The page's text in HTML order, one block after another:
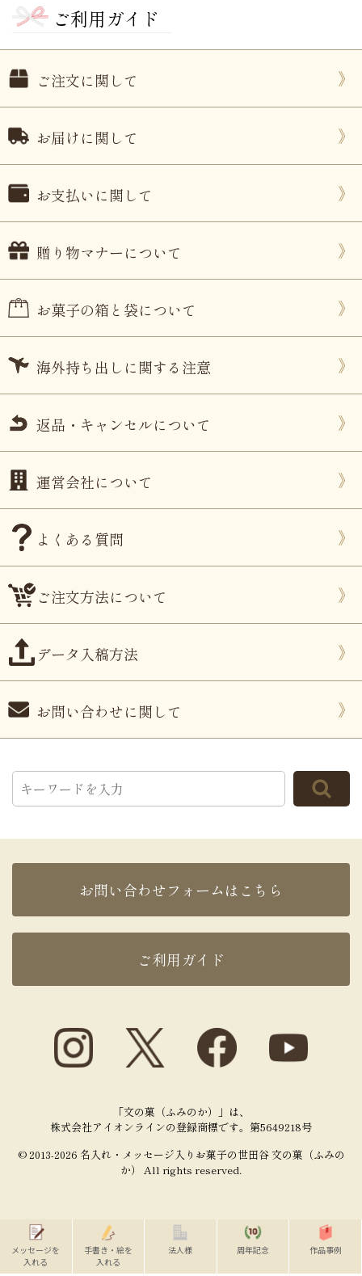
ご利用ガイド
ご注文に関して
お届けに関して
お支払いに関して
贈り物マナーについて
お菓子の箱と袋について
海外持ち出しに関する注意
返品・キャンセルについて
運営会社について
よくある質問
ご注文方法について
データ入稿方法
お問い合わせに関して
お問い合わせフォームはこちら
ご利用ガイド
「文の菓（ふみのか）」は、
株式会社アイオンラインの登録商標です。第5649218号
© 2013-2026 名入れ・メッセージ入りお菓子の世田谷 文の菓（ふみの
か） All rights reserved.
メッセージを
入れる
手書き・絵を
入れる
法人様 周年記念 作品事例